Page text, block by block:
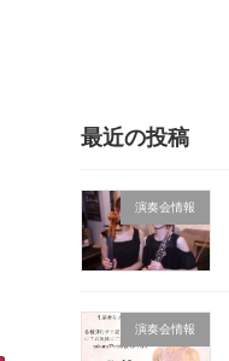
最近の投稿
演奏会情報
演奏会情報